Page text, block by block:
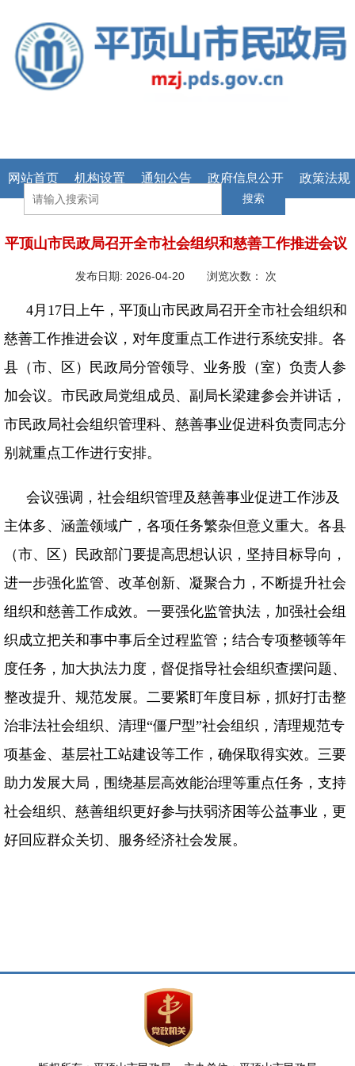
搜索
网站首页 机构设置 通知公告 政府信息公开 政策法规
平顶山市民政局召开全市社会组织和慈善工作推进会议
发布日期: 2026-04-20 浏览次数： 次
4月17日上午，平顶山市民政局召开全市社会组织和
慈善工作推进会议，对年度重点工作进行系统安排。各
县（市、区）民政局分管领导、业务股（室）负责人参
加会议。市民政局党组成员、副局长梁建参会并讲话，
市民政局社会组织管理科、慈善事业促进科负责同志分
别就重点工作进行安排。
会议强调，社会组织管理及慈善事业促进工作涉及
主体多、涵盖领域广，各项任务繁杂但意义重大。各县
（市、区）民政部门要提高思想认识，坚持目标导向，
进一步强化监管、改革创新、凝聚合力，不断提升社会
组织和慈善工作成效。一要强化监管执法，加强社会组
织成立把关和事中事后全过程监管；结合专项整顿等年
度任务，加大执法力度，督促指导社会组织查摆问题、
整改提升、规范发展。二要紧盯年度目标，抓好打击整
治非法社会组织、清理“僵尸型”社会组织，清理规范专
项基金、基层社工站建设等工作，确保取得实效。三要
助力发展大局，围绕基层高效能治理等重点任务，支持
社会组织、慈善组织更好参与扶弱济困等公益事业，更
好回应群众关切、服务经济社会发展。